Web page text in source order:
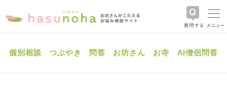
個別相談 つぶやき 問答 お坊さん お寺 AI僧侶問答